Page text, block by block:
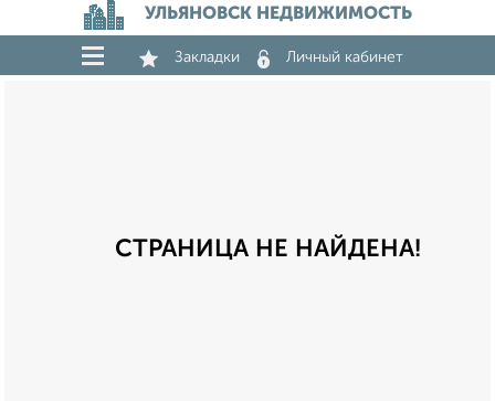
УЛЬЯНОВСК НЕДВИЖИМОСТЬ
Закладки Личный кабинет
СТРАНИЦА НЕ НАЙДЕНА!